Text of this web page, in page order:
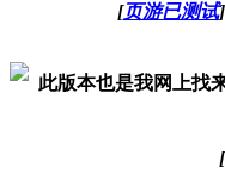
[页游已测试]
此版本也是我网上找
[